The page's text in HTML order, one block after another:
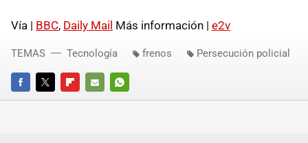
Vía | BBC, Daily Mail Más información | e2v
FACEBOOKTWITTERFLIPBOARD
E-
WHATSAPP
TEMAS Tecnología frenos Persecución policial